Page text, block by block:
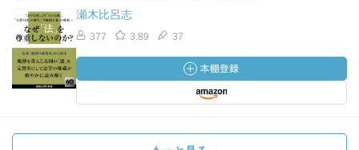
瀬木比呂志
377 3.89 37